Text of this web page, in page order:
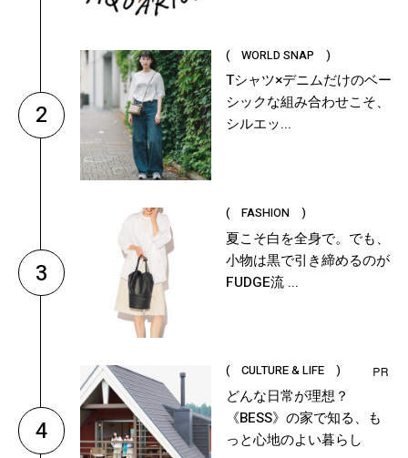
2
( WORLD SNAP )
Tシャツ×デニムだけのベー
シックな組み合わせこそ、
シルエッ...
3
( FASHION )
夏こそ白を全身で。でも、
小物は黒で引き締めるのが
FUDGE流 ...
4
( CULTURE & LIFE )
どんな日常が理想？
《BESS》の家で知る、も
っと心地のよい暮らし